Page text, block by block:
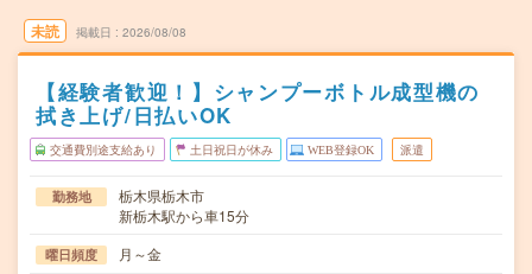
未読 掲載日 2026/08/08
【経験者歓迎！】シャンプーボトル成型機の
拭き上げ/日払いOK
交通費別途支給あり 土日祝日が休み WEB登録OK 派遣
勤務地
栃木県栃木市
新栃木駅から車15分
曜日頻度 月～金